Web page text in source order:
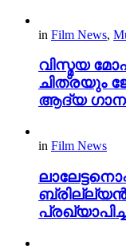
in Film News,
വിസ്മയ
ചിത്രയും
ആദ്യ
in Film News